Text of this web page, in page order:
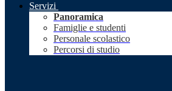
Servizi
Panoramica
Famiglie e studenti
Personale scolastico
Percorsi di studio